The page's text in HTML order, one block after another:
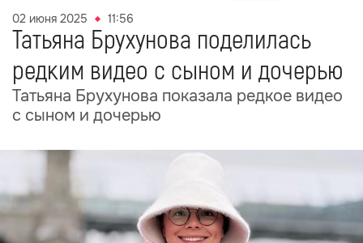
02 июня 2025 11:56
Татьяна Брухунова поделилась
редким видео с сыном и дочерью
Татьяна Брухунова показала редкое видео
с сыном и дочерью